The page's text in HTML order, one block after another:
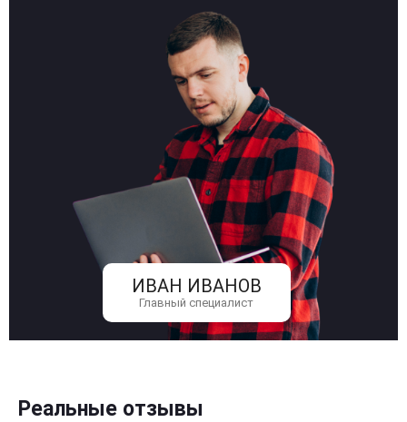
ИВАН ИВАНОВ
Главный специалист
Реальные отзывы